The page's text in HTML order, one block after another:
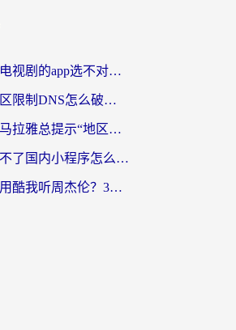
海外看国内电视剧的app选不对？这份回国加速器避坑指南帮你流畅追剧
喜马拉雅地区限制DNS怎么破？海外党听国内音乐听书的终极解决方案
在海外听喜马拉雅总提示“地区限制”？3步轻松解除+听国内音乐全攻略
在国外登录不了国内小程序怎么办？选对回国加速器，轻松解锁国内资源
在美国怎么用酷我听周杰伦？3步搞定海外听歌难题